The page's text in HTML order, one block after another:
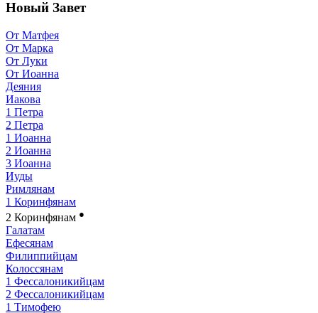
Новый Завет
От Матфея
От Марка
От Луки
От Иоанна
Деяния
Иакова
1 Петра
2 Петра
1 Иоанна
2 Иоанна
3 Иоанна
Иуды
Римлянам
1 Коринфянам
2 Коринфянам ●
Галатам
Ефесянам
Филиппийцам
Колоссянам
1 Фессалоникийцам
2 Фессалоникийцам
1 Тимофею